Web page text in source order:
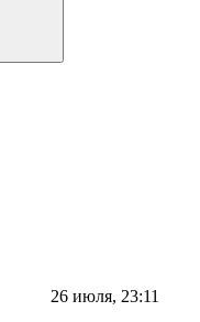
26 июля, 23:11